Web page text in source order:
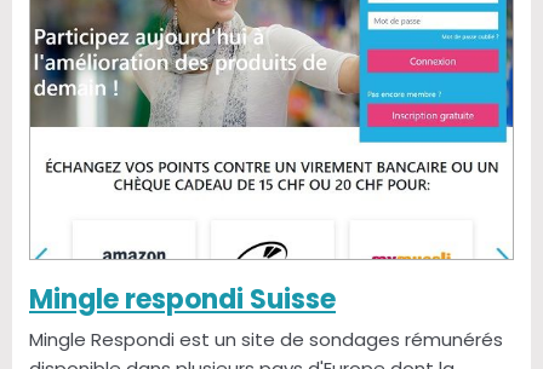
Mingle respondi Suisse
Mingle Respondi est un site de sondages rémunérés